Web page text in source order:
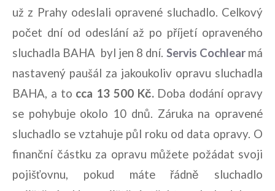
už z Prahy odeslali opravené sluchadlo. Celkový
počet dní od odeslání až po příjetí opraveného
sluchadla BAHA byl jen 8 dní. Servis Cochlear má
nastavený paušál za jakoukoliv opravu sluchadla
BAHA, a to cca 13 500 Kč. Doba dodání opravy
se pohybuje okolo 10 dnů. Záruka na opravené
sluchadlo se vztahuje půl roku od data opravy. O
finanční částku za opravu můžete požádat svoji
pojišťovnu, pokud máte řádně sluchadlo